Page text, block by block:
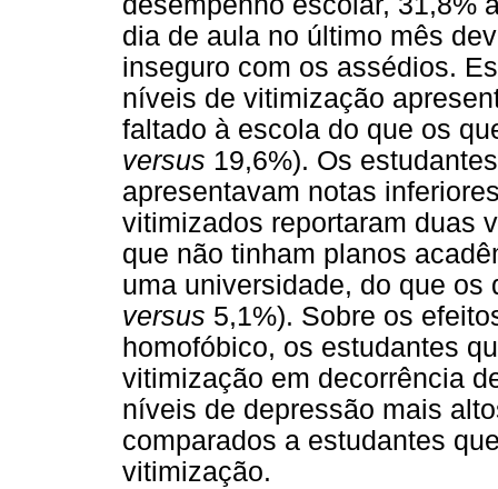
dia de aula no último mês
inseguro com os assédios.
níveis de vitimização
faltado à escola do que os
versus 19,6%). Os
apresentavam notas
vitimizados reportaram duas
que não tinham planos
uma universidade, do que os
versus 5,1%). Sobre os
homofóbico, os estudantes
vitimização em decorrência
níveis de depressão mais
comparados a estudantes
vitimização.